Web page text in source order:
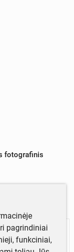
fotografinis
pagrindiniai
funkciniai,